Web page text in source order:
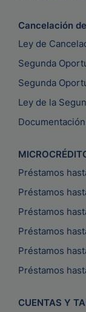
Cancelación
Ley de
Segunda
Segunda
Ley de la
Préstamos
Préstamos
Préstamos
Préstamos
Préstamos
Préstamos
CUENTAS Y